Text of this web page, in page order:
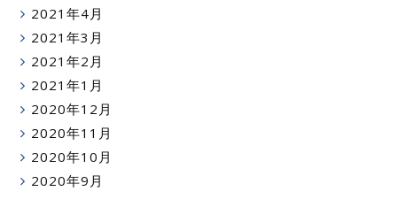
2021年4月
2021年3月
2021年2月
2021年1月
2020年12月
2020年11月
2020年10月
2020年9月